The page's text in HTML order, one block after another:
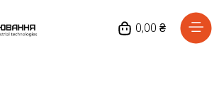
0,00 ₴